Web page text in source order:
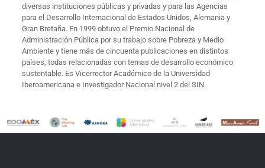
diversas instituciones públicas y privadas y para las Agencias
para el Desarrollo Internacional de Estados Unidos, Alemania y
Gran Bretaña. En 1999 obtuvo el Premio Nacional de
Administración Pública por su trabajo sobre Pobreza y Medio
Ambiente y tiene más de cincuenta publicaciones en distintos
países, todas relacionadas con temas de desarrollo económico
sustentable. Es Vicerrector Académico de la Universidad
Iberoamericana e Investigador Nacional nivel 2 del SIN.